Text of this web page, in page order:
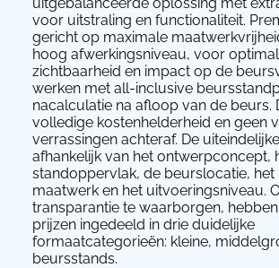
voor uitstraling en functionaliteit.
gericht op maximale
hoog afwerkingsniveau, voor
zichtbaarheid en impact op de
werken met all-inclusive
nacalculatie na afloop van de beurs.
volledige kostenhelderheid en geen
verrassingen achteraf. De
afhankelijk van het ontwerpconcept,
standoppervlak, de beurslocatie,
maatwerk en het uitvoeringsniveau.
transparantie te waarborgen,
prijzen ingedeeld in drie duidelijke
formaatcategorieën: kleine,
beursstands.